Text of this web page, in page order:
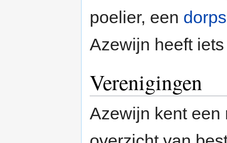
poelier, een
Azewijn heeft
Verenigingen
Azewijn kent